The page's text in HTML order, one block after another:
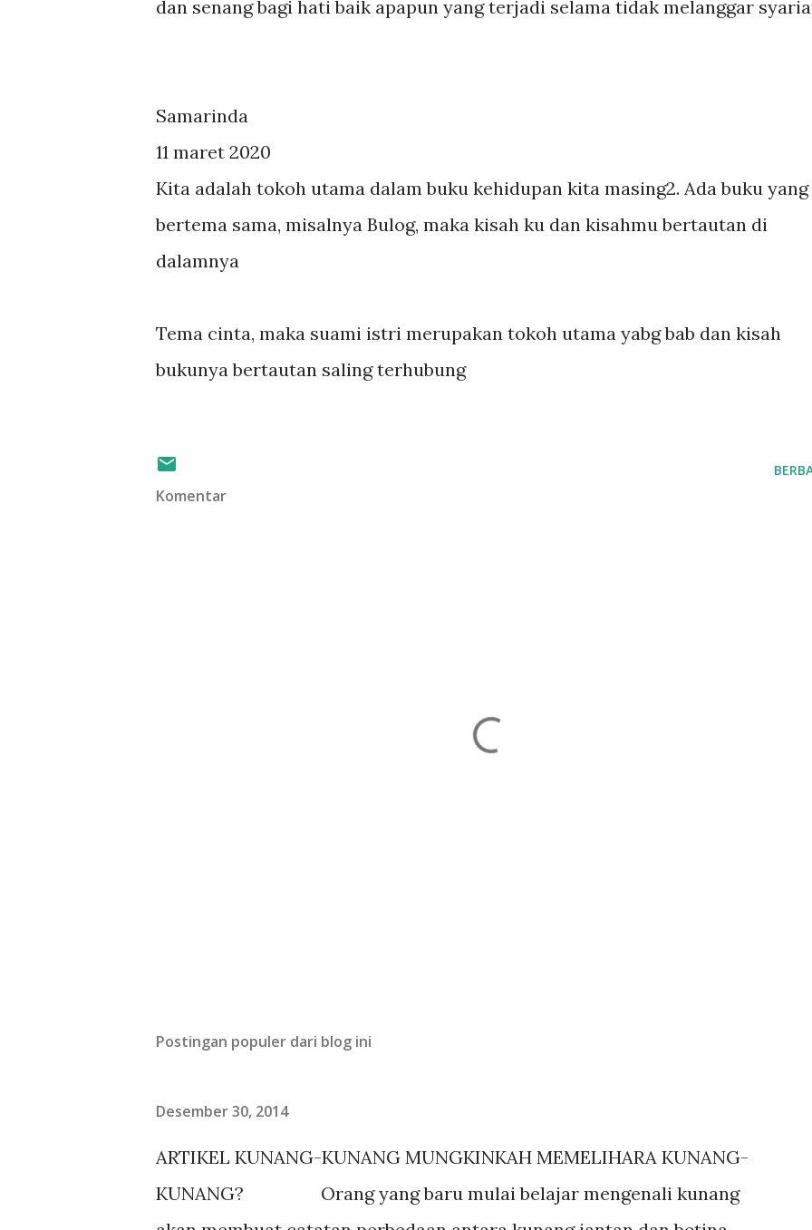
dan senang bagi hati baik apapun yang terjadi selama tidak melanggar
Samarinda
11 maret 2020
Kita adalah tokoh utama dalam buku kehidupan kita masing2. Ada buku yang
bertema sama, misalnya Bulog, maka kisah ku dan kisahmu bertautan di
dalamnya
Tema cinta, maka suami istri merupakan tokoh utama yabg bab dan kisah
bukunya bertautan saling terhubung
Komentar
Postingan populer dari blog ini
Desember 30, 2014
ARTIKEL KUNANG-KUNANG MUNGKINKAH MEMELIHARA KUNANG-
KUNANG? Orang yang baru mulai belajar mengenali kunang